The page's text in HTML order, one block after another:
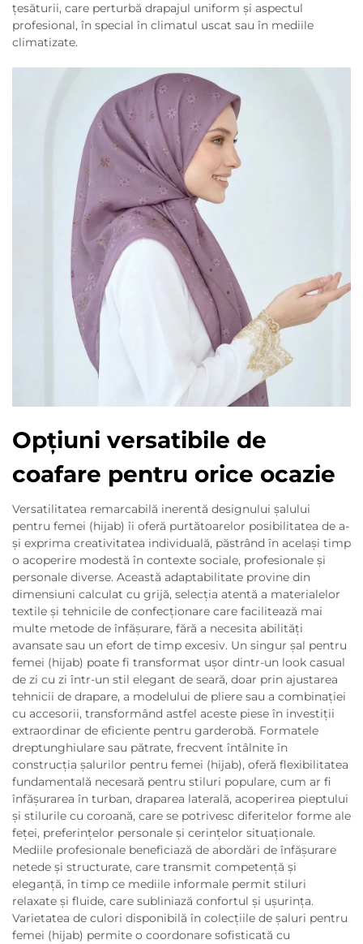
țesăturii, care perturbă drapajul uniform și aspectul
profesional, în special în climatul uscat sau în mediile
climatizate.
Opțiuni versatibile de
coafare pentru orice ocazie
Versatilitatea remarcabilă inerentă designului șalului
pentru femei (hijab) îi oferă purtătoarelor posibilitatea de a-
și exprima creativitatea individuală, păstrând în același timp
o acoperire modestă în contexte sociale, profesionale și
personale diverse. Această adaptabilitate provine din
dimensiuni calculat cu grijă, selecția atentă a materialelor
textile și tehnicile de confecționare care facilitează mai
multe metode de înfășurare, fără a necesita abilități
avansate sau un efort de timp excesiv. Un singur șal pentru
femei (hijab) poate fi transformat ușor dintr-un look casual
de zi cu zi într-un stil elegant de seară, doar prin ajustarea
tehnicii de drapare, a modelului de pliere sau a combinației
cu accesorii, transformând astfel aceste piese în investiții
extraordinar de eficiente pentru garderobă. Formatele
dreptunghiulare sau pătrate, frecvent întâlnite în
construcția șalurilor pentru femei (hijab), oferă flexibilitatea
fundamentală necesară pentru stiluri populare, cum ar fi
înfășurarea în turban, draparea laterală, acoperirea pieptului
și stilurile cu coroană, care se potrivesc diferitelor forme ale
feței, preferințelor personale și cerințelor situaționale.
Mediile profesionale beneficiază de abordări de înfășurare
netede și structurate, care transmit competență și
eleganță, în timp ce mediile informale permit stiluri
relaxate și fluide, care subliniază confortul și ușurința.
Varietatea de culori disponibilă în colecțiile de șaluri pentru
femei (hijab) permite o coordonare sofisticată cu